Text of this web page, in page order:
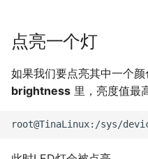
点亮一个灯
如果我们要点亮其中一个
brightness 里，亮度值最